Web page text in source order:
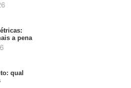
a pena
qual